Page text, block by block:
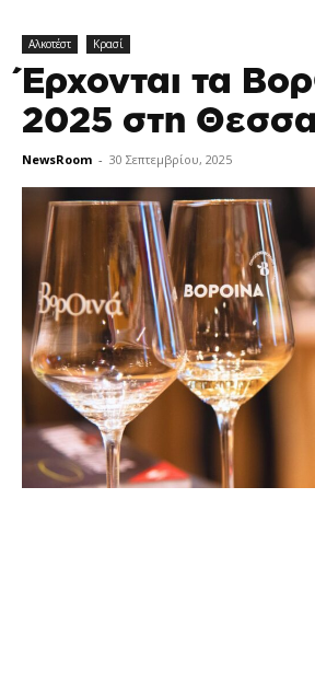
Αλκοτέστ Κρασί
Έρχονται τα
2025 στη
NewsRoom - 30 Σεπτεμβρίου, 2025